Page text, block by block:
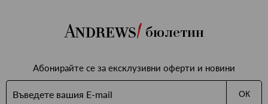
бюлетин
Абонирайте се за ексклузивни оферти и новини
ОК